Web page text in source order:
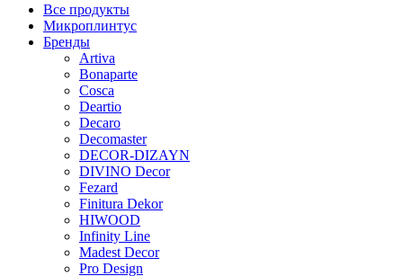
Все продукты
Микроплинтус
Бренды
Artiva
Bonaparte
Cosca
Deartio
Decaro
Decomaster
DECOR-DIZAYN
DIVINO Decor
Fezard
Finitura Dekor
HIWOOD
Infinity Line
Madest Decor
Pro Design